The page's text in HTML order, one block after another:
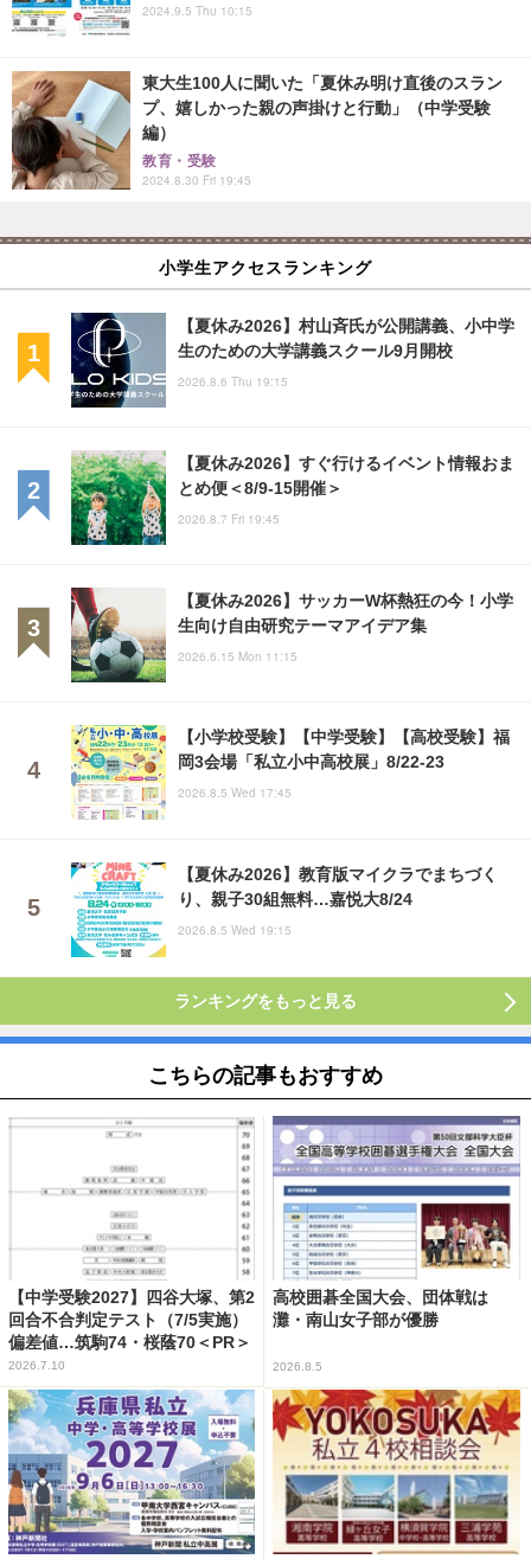
2024.9.5 Thu 10:15
東大生100人に聞いた「夏休み明け直後のスラン
プ、嬉しかった親の声掛けと行動」（中学受験
編）
教育・受験
2024.8.30 Fri 19:45
小学生アクセスランキング
【夏休み2026】村山斉氏が公開講義、小中学
生のための大学講義スクール9月開校
2026.8.6 Thu 19:15
【夏休み2026】すぐ行けるイベント情報おま
とめ便＜8/9-15開催＞
2026.8.7 Fri 19:45
【夏休み2026】サッカーW杯熱狂の今！小学
生向け自由研究テーマアイデア集
2026.6.15 Mon 11:15
【小学校受験】【中学受験】【高校受験】福
岡3会場「私立小中高校展」8/22-23
2026.8.5 Wed 17:45
【夏休み2026】教育版マイクラでまちづく
り、親子30組無料…嘉悦大8/24
2026.8.5 Wed 19:15
ランキングをもっと見る
こちらの記事もおすすめ
【中学受験2027】四谷大塚、第2
回合不合判定テスト（7/5実施）
偏差値…筑駒74・桜蔭70＜PR＞
2026.7.10
高校囲碁全国大会、団体戦は
灘・南山女子部が優勝
2026.8.5